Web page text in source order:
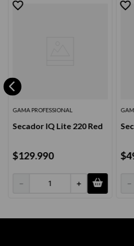
GAMA PROFESSIONAL
Secador IQ Lite 220 Red
$129.990
＋
－
$
－